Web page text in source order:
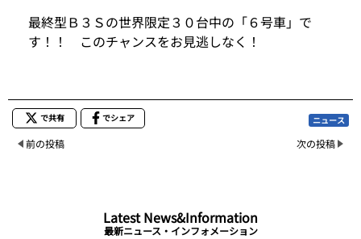
最終型Ｂ３Ｓの世界限定３０台中の「６号車」で
す！！ このチャンスをお見逃しなく！
で共有 でシェア ニュース
前の投稿 次の投稿
Latest News&Information
最新ニュース・インフォメーション